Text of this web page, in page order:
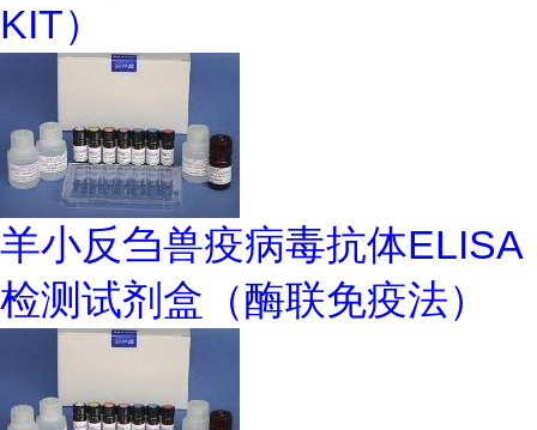
KIT）
羊小反刍兽疫病毒抗体ELISA
检测试剂盒（酶联免疫法）